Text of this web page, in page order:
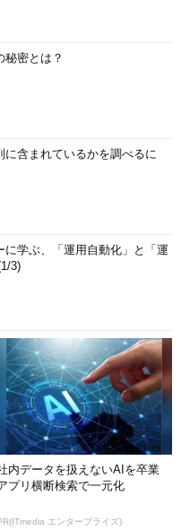
秘密とは？
に含まれているかを調べるに
に学ぶ、「運用自動化」と「運
3)
内データを扱えないAIを卒業
プリ横断検索で一元化
エンタープライズ)